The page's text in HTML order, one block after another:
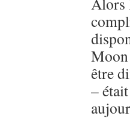
Moon
être
–